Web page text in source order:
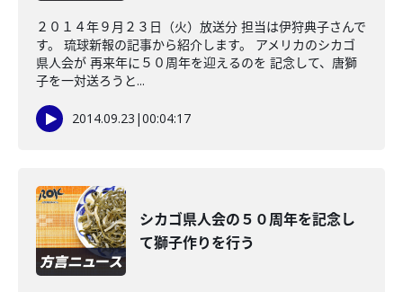
２０１４年９月２３日（火）放送分 担当は伊狩典子さんで
す。 琉球新報の記事から紹介します。 アメリカのシカゴ
県人会が 再来年に５０周年を迎えるのを 記念して、唐獅
子を一対送ろうと...
2014.09.23 |00:04:17
シカゴ県人会の５０周年を記念し
て獅子作りを行う